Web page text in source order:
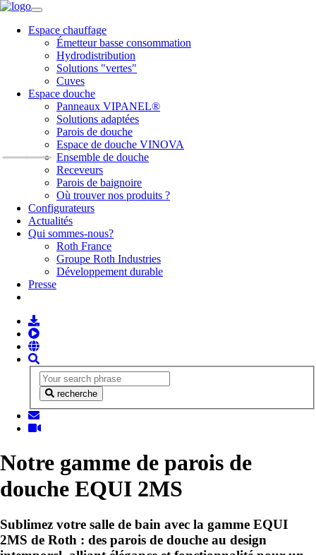
Espace chauffage
Émetteur basse consommation
Hydrodistribution
Solutions "vertes"
Cuves
Espace douche
Panneaux VIPANEL®
Solutions adaptées
Parois de douche
Espace de douche VINOVA
Ensemble de douche
Receveurs
Parois de baignoire
Où trouver nos produits ?
Configurateurs
Actualités
Qui sommes-nous?
Roth France
Groupe Roth Industries
Développement durable
Presse
recherche
Notre gamme de parois de
douche EQUI 2MS
Sublimez votre salle de bain avec la gamme EQUI
2MS de Roth : des parois de douche au design